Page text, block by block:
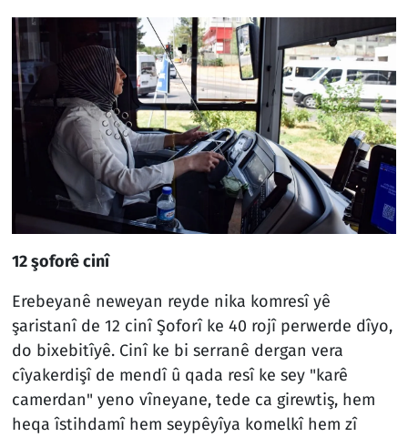
12 şoforê cinî
Erebeyanê neweyan reyde nika komresî yê
şaristanî de 12 cinî Şoforî ke 40 rojî perwerde dîyo,
do bixebitîyê. Cinî ke bi serranê dergan vera
cîyakerdişî de mendî û qada resî ke sey "karê
camerdan" yeno vîneyane, tede ca girewtiş, hem
heqa îstihdamî hem seypêyîya komelkî hem zî